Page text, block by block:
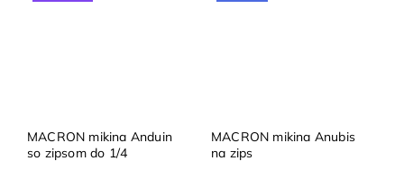
MACRON mikina Anduin
so zipsom do 1/4
MACRON mikina Anubis
na zips